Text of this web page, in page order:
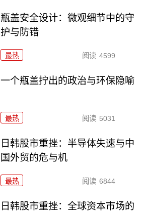
瓶盖安全设计：微观细节中的守
护与防错
最热 阅读 4599
一个瓶盖拧出的政治与环保隐喻
最热 阅读 5031
日韩股市重挫：半导体失速与中
国外贸的危与机
最热 阅读 6844
日韩股市重挫：全球资本市场的